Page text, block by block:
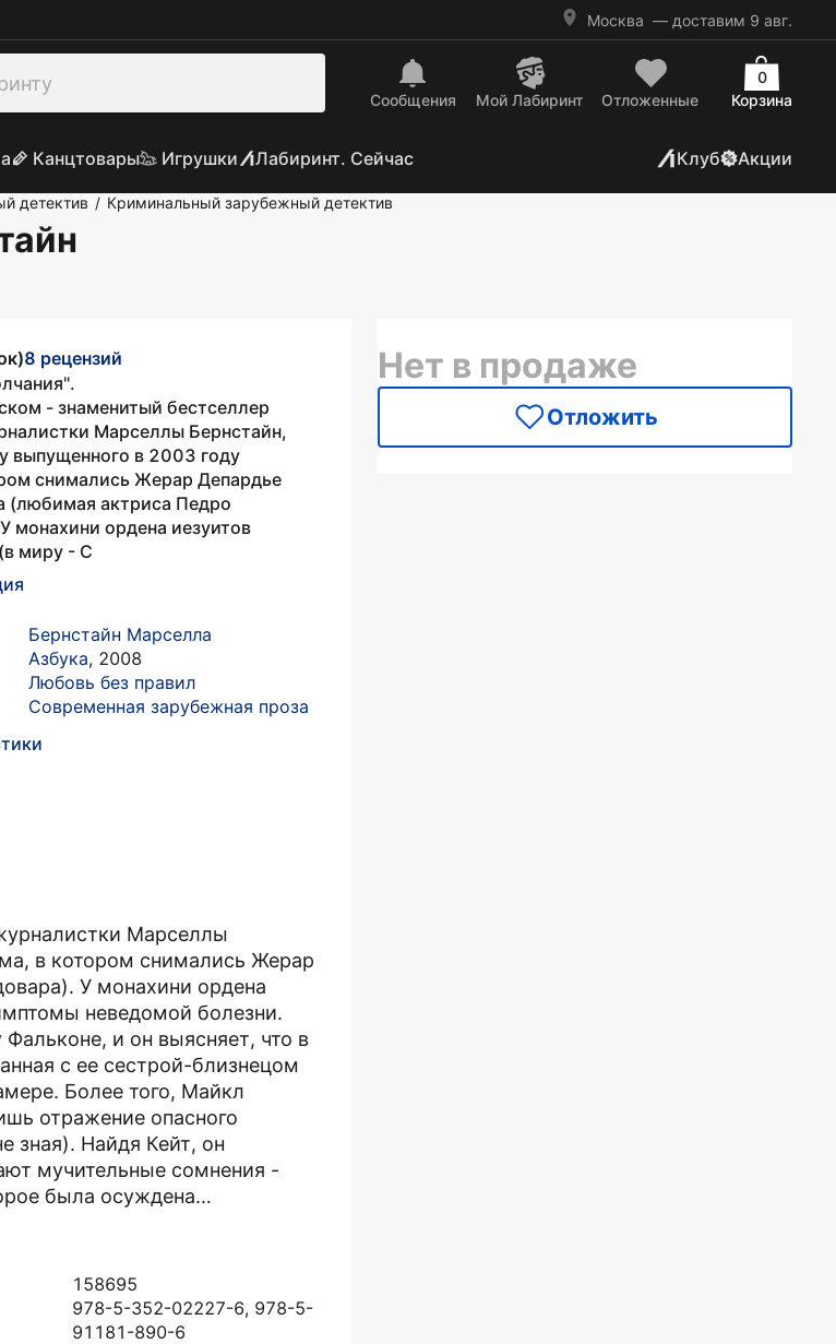
Москва — доставим 9 авг.
Сообщения Mой Лабиринт Отложенные Корзина
0
Канцтовары Игрушки Лабиринт. Сейчас Клуб Акции
детектив / Криминальный зарубежный детектив
8 рецензий
- знаменитый бестселлер
Марселлы Бернстайн,
выпущенного в 2003 году
снимались Жерар Депардье
(любимая актриса Педро
монахини ордена иезуитов
миру - С
Бернстайн Марселла
Азбука, 2008
Любовь без правил
Современная зарубежная проза
Марселлы
в котором снимались Жерар
У монахини ордена
неведомой болезни.
и он выясняет, что в
с ее сестрой-близнецом
Более того, Майкл
отражение опасного
зная). Найдя Кейт, он
мучительные сомнения -
была осуждена…
158695
978-5-352-02227-6, 978-5-
91181-890-6
Нет в продаже
Отложить